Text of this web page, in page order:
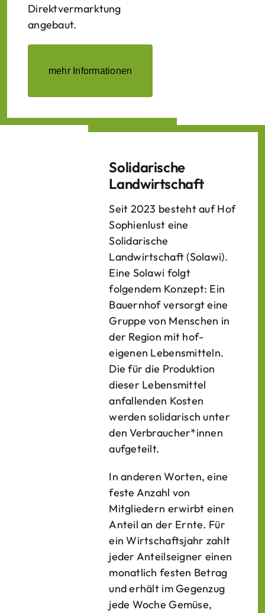
Direktvermarktung
angebaut.
mehr Informationen
Solidarische
Landwirtschaft
Seit 2023 besteht auf Hof
Sophienlust eine
Solidarische
Landwirtschaft (Solawi).
Eine Solawi folgt
folgendem Konzept: Ein
Bauern­hof versorgt eine
Gruppe von Menschen in
der Region mit hof­
eigenen Lebens­mitteln.
Die für die Produktion
dieser Lebens­mittel
anfallenden Kosten
werden solidarisch unter
den Verbraucher*­innen
aufgeteilt.
In anderen Worten, eine
feste Anzahl von
Mitgliedern erwirbt einen
Anteil an der Ernte. Für
ein Wirtschaftsjahr zahlt
jeder Anteilseigner einen
monatlich festen Betrag
und erhält im Gegenzug
jede Woche Gemüse,